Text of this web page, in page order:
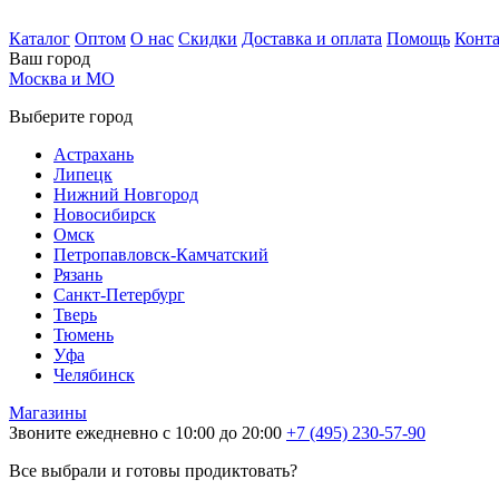
Каталог Оптом О нас Скидки Доставка и оплата Помощь
Ваш город
Москва и МО
Выберите город
Астрахань
Липецк
Нижний Новгород
Новосибирск
Омск
Петропавловск-Камчатский
Рязань
Санкт-Петербург
Тверь
Тюмень
Уфа
Челябинск
Магазины
Звоните ежедневно с 10:00 до 20:00 +7 (495) 230-57-90
Все выбрали и готовы продиктовать?